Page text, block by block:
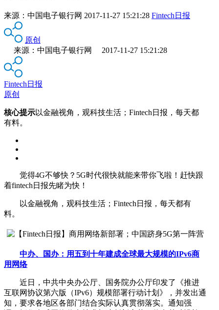
来源： 中国电子银行网 2017-11-27 15:21:28 Fintech日报
原创
来源：中国电子银行网 2017-11-27 15:21:28
Fintech日报
原创
核心提示以金融视角，观科技生活；Fintech日报，每天都
有料。
觉得4G不够快？5G时代很快就能来带你飞啦！赶快跟
着fintech日报先睹为快！
以金融视角，观科技生活；Fintech日报，每天都有
料。
中办、国办：用五到十年建成全球最大规模的IPv6商
用网络
近日，中共中央办公厅、国务院办公厅印发了《推进
互联网协议第六版（IPv6）规模部署行动计划》，并发出通
知，要求各地区各部门结合实际认真贯彻落实。通知强